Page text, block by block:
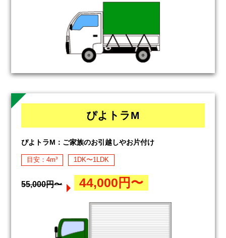
ぴよトラM
ぴよトラM：ご家族のお引越しやお片付け
目安：4m³ 1DK〜1LDK
55,000円〜 44,000円〜